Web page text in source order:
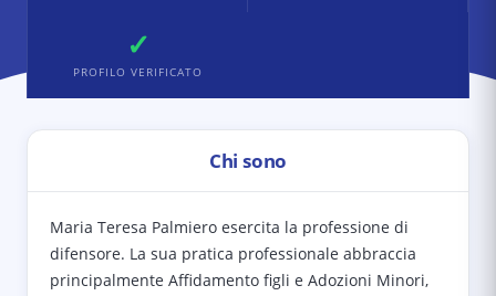
✓
PROFILO VERIFICATO
Chi sono
Maria Teresa Palmiero esercita la professione di
difensore. La sua pratica professionale abbraccia
principalmente Affidamento figli e Adozioni Minori,